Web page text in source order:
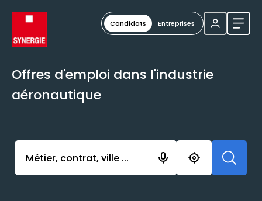
Candidats Entreprises
Offres d'emploi dans l'industrie
aéronautique
Activer l’élément pour lancer l’enregistrement.